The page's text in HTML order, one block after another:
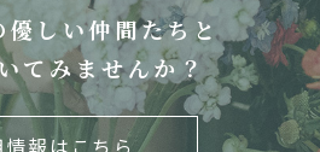
優しい仲間たちと
てみませんか？
情報はこちら